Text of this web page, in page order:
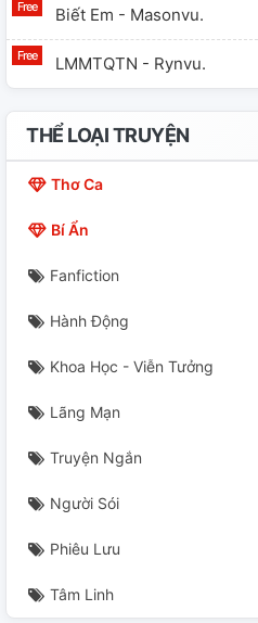
Biết Em - Masonvu.
LMMTQTN - Rynvu.
THỂ LOẠI TRUYỆN
Thơ Ca
Bí Ẩn
Fanfiction
Hành Động
Khoa Học - Viễn Tưởng
Lãng Mạn
Truyện Ngắn
Người Sói
Phiêu Lưu
Tâm Linh